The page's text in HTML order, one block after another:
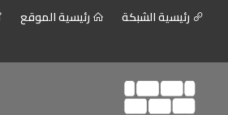
رئيسية الشبكة رئيسية الموقع